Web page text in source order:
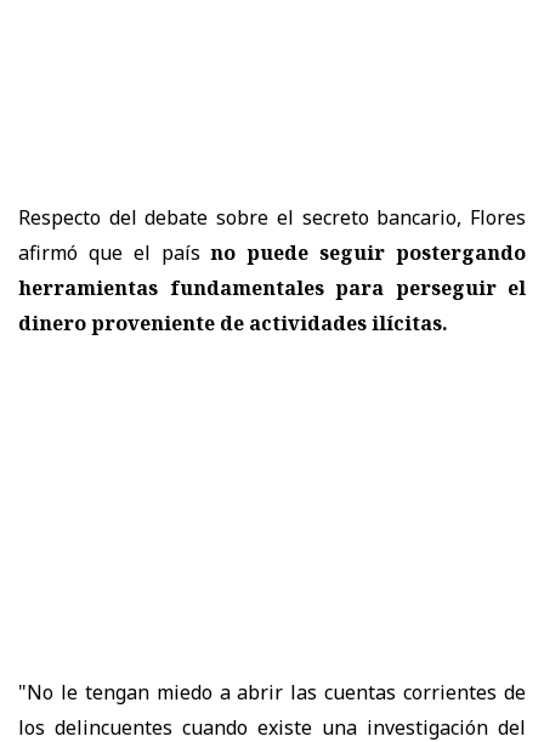
Respecto del debate sobre el secreto bancario, Flores
afirmó que el paísno puede seguir postergando
herramientas fundamentales para perseguir el
dinero proveniente de actividades ilícitas.
"No le tengan miedo a abrir las cuentas corrientes de
los delincuentes cuando existe una investigación del